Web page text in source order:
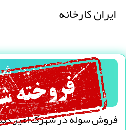
ایران کارخانه
فروش سوله در
فروش سوله در شهرک امیر